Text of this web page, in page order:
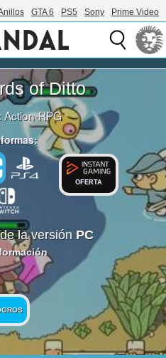
GTA 6 PS5 Sony Prime Video
of Ditto
Action-RPG
OFERTA
la versión PC